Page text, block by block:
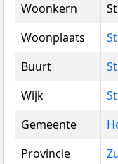
Woonkern
Woonplaats
Buurt
Wijk
Gemeente
Provincie